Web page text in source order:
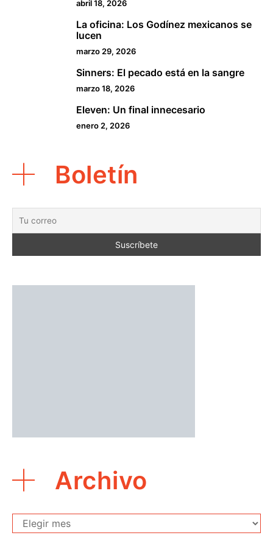
abril 18, 2026
La oficina: Los Godínez mexicanos se
lucen
marzo 29, 2026
Sinners: El pecado está en la sangre
marzo 18, 2026
Eleven: Un final innecesario
enero 2, 2026
Boletín
Archivo
Archivo